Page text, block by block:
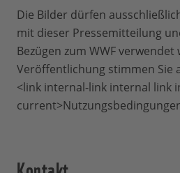
Die Bilder dürfen
mit dieser Pressemitteilung
Bezügen zum WWF
Veröffentlichung stimmen Sie
<link internal-link internal link